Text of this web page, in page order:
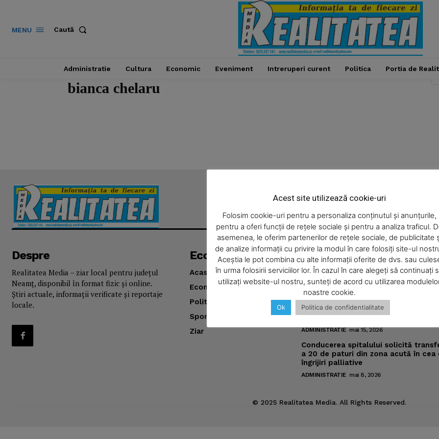
SUBSCRIBE NOW
Company
About
Contact us
Subscription Plans
My account
MENU Caută
Administratie Cultura Economic Eveniment Intreruperi curent Politica Portia de
bianca chelaru
Administratie Cultura Economic Eveniment
Despre
Realitatea Media – ziar local pentru județul
Neamț, disponibil în format fizic și online.
Știri actuale, informații verificate și reportaje
locale.
Economic
Acasă
Economic
Politica
Sport
Ziar
Noutăţi
Pregătiri pentru „Vacanţe Muzicale
Piatra-Neamţ“
ADMINISTRATIE iunie 4, 2026
Meniurile pacienţilor din spitalul
sub lupa nemţenilor de pe reţelele
ADMINISTRATIE mai 15, 2026
Conducerea spitalului solicită
a 20 de paturi din zona acută în cea
îngrijiri palliative
ADMINISTRATIE mai 8, 2026
© 2025 Realitatea Media. All Rights Reserved.
Acest site utilizează cookie-uri
Folosim cookie-uri pentru a personaliza conținutul și anunțurile,
pentru a oferi funcții de rețele sociale și pentru a analiza traficul.
asemenea, le oferim partenerilor de rețele sociale, de publicitate
de analize informații cu privire la modul în care folosiți site-ul
Aceștia le pot combina cu alte informații oferite de dvs. sau
în urma folosirii serviciilor lor. În cazul în care alegeți să continuați
utilizați website-ul nostru, sunteți de acord cu utilizarea
noastre cookie.
Ok Politica de confidentialitate